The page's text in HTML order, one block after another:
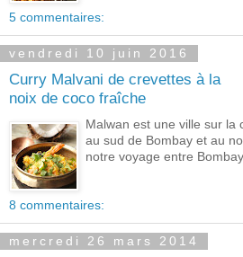
5 commentaires:
vendredi 10 juin 2016
Curry Malvani de crevettes à la
noix de coco fraîche
Malwan est une ville sur la
au sud de Bombay et au
notre voyage entre Bombay
8 commentaires:
mercredi 26 mars 2014